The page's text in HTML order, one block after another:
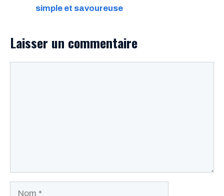
simple et savoureuse
Laisser un commentaire